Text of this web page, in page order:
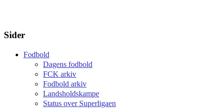
Sider
Fodbold
Dagens fodbold
FCK arkiv
Fodbold arkiv
Landsholdskampe
Status over Superligaen